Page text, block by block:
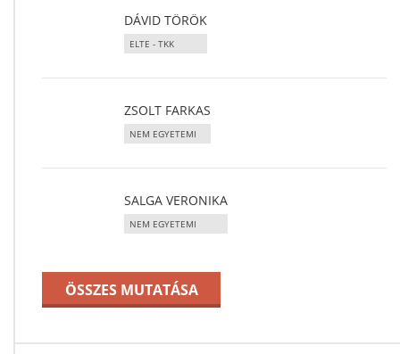
DÁVID TÖRÖK
ELTE - TKK
ZSOLT FARKAS
NEM EGYETEMI
SALGA VERONIKA
NEM EGYETEMI
ÖSSZES MUTATÁSA